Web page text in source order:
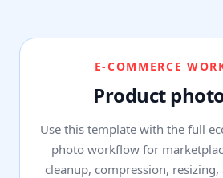
E-COMMERCE
Product
Use this template with the full
photo workflow for
cleanup, compression,